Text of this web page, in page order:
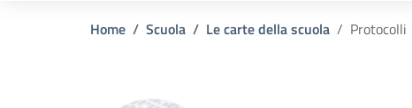
Home Scuola Le carte della scuola Protocolli